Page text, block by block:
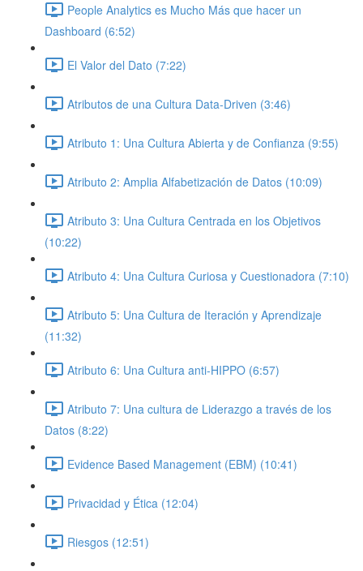
People Analytics es Mucho Más que hacer un
Dashboard (6:52)
El Valor del Dato (7:22)
Atributos de una Cultura Data-Driven (3:46)
Atributo 1: Una Cultura Abierta y de Confianza (9:55)
Atributo 2: Amplia Alfabetización de Datos (10:09)
Atributo 3: Una Cultura Centrada en los Objetivos
(10:22)
Atributo 4: Una Cultura Curiosa y Cuestionadora (7:10)
Atributo 5: Una Cultura de Iteración y Aprendizaje
(11:32)
Atributo 6: Una Cultura anti-HIPPO (6:57)
Atributo 7: Una cultura de Liderazgo a través de los
Datos (8:22)
Evidence Based Management (EBM) (10:41)
Privacidad y Ética (12:04)
Riesgos (12:51)